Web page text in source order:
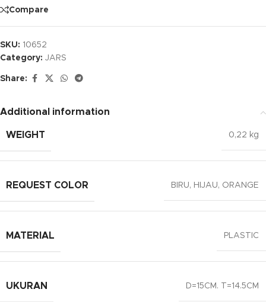
Compare
SKU: 10652
Category: JARS
Share:
Additional information
WEIGHT 0,22 kg
REQUEST COLOR BIRU, HIJAU, ORANGE
MATERIAL PLASTIC
UKURAN D=15CM. T=14.5CM